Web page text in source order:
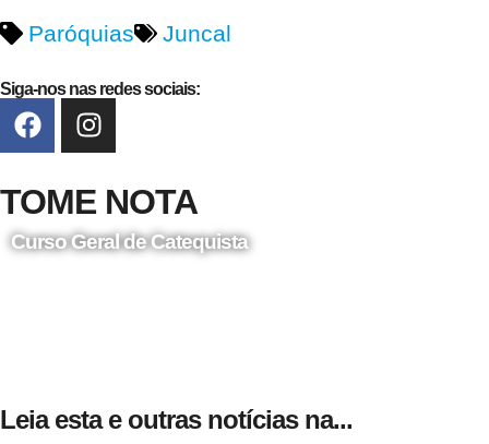
Paróquias
Juncal
Siga-nos nas redes sociais:
TOME NOTA
Curso Geral de Catequista
Leia esta e outras notícias na...